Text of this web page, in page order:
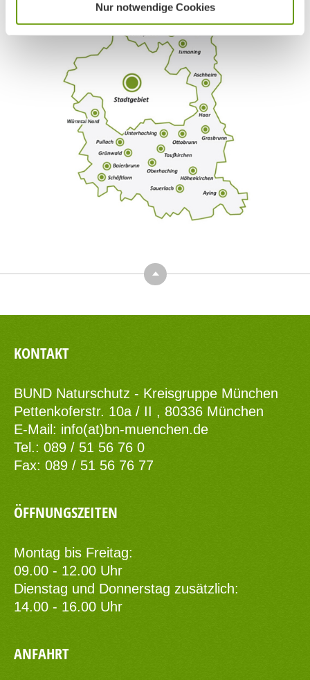
Nur notwendige Cookies
Top
KONTAKT
BUND Naturschutz - Kreisgruppe München
Pettenkoferstr. 10a / II , 80336 München
E-Mail: info(at)bn-muenchen.de
Tel.: 089 / 51 56 76 0
Fax: 089 / 51 56 76 77
ÖFFNUNGSZEITEN
Montag bis Freitag:
09.00 - 12.00 Uhr
Dienstag und Donnerstag zusätzlich:
14.00 - 16.00 Uhr
ANFAHRT